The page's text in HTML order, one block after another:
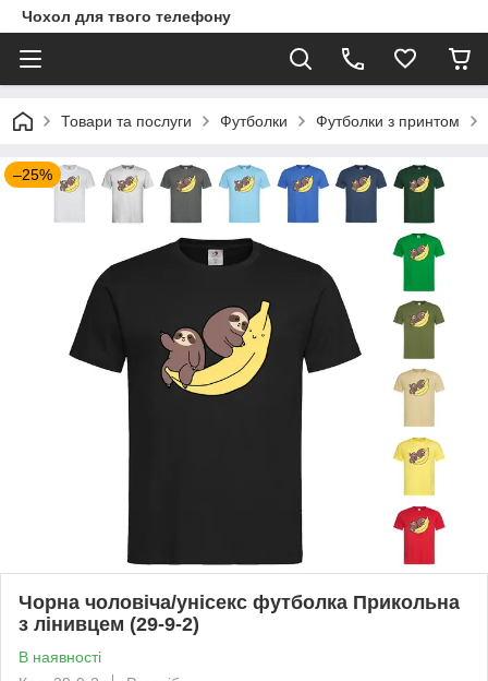
Чохол для твого телефону
Товари та послуги Футболки Футболки з принтом
–25%
Чорна чоловіча/унісекс футболка Прикольна
з лінивцем (29-9-2)
В наявності